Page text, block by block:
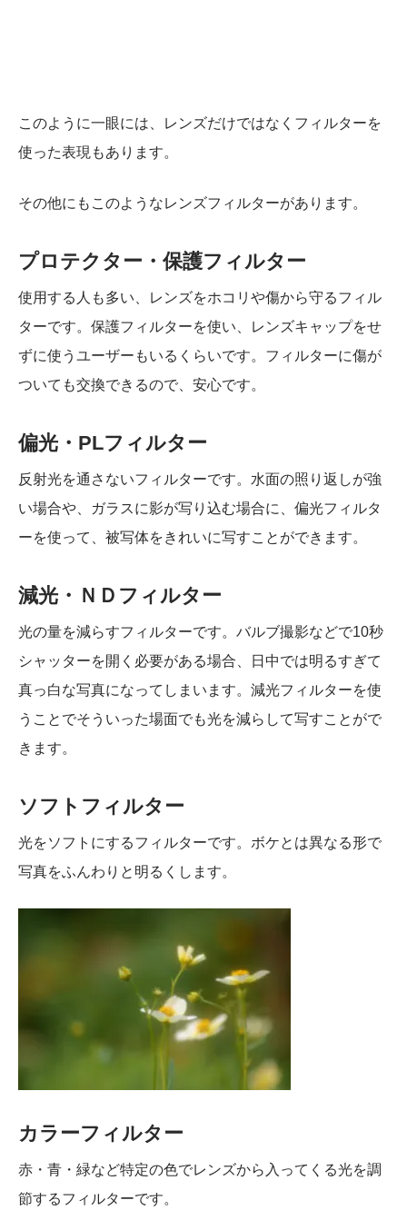
このように一眼には、レンズだけではなくフィルターを
使った表現もあります。
その他にもこのようなレンズフィルターがあります。
プロテクター・保護フィルター
使用する人も多い、レンズをホコリや傷から守るフィル
ターです。保護フィルターを使い、レンズキャップをせ
ずに使うユーザーもいるくらいです。フィルターに傷が
ついても交換できるので、安心です。
偏光・PLフィルター
反射光を通さないフィルターです。水面の照り返しが強
い場合や、ガラスに影が写り込む場合に、偏光フィルタ
ーを使って、被写体をきれいに写すことができます。
減光・ＮＤフィルター
光の量を減らすフィルターです。バルブ撮影などで10秒
シャッターを開く必要がある場合、日中では明るすぎて
真っ白な写真になってしまいます。減光フィルターを使
うことでそういった場面でも光を減らして写すことがで
きます。
ソフトフィルター
光をソフトにするフィルターです。ボケとは異なる形で
写真をふんわりと明るくします。
カラーフィルター
赤・青・緑など特定の色でレンズから入ってくる光を調
節するフィルターです。